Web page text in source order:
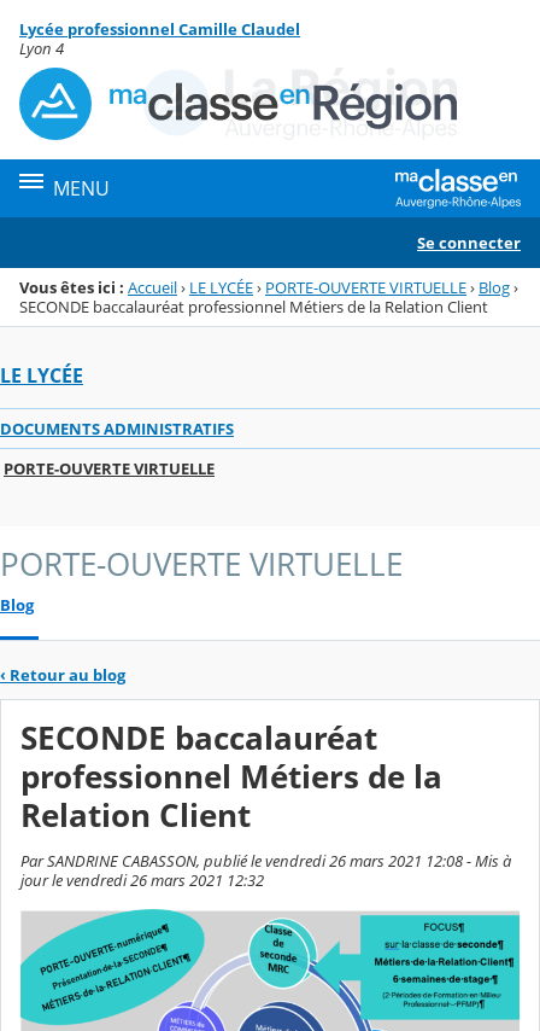
Menu de la rubrique
Contenu
Lycée professionnel Camille Claudel
Lyon 4
MENU
Se connecter
Vous êtes ici : Accueil› LE LYCÉE› PORTE-OUVERTE VIRTUELLE› Blog›
SECONDE baccalauréat professionnel Métiers de la Relation Client
LE LYCÉE
DOCUMENTS ADMINISTRATIFS
PORTE-OUVERTE VIRTUELLE
PORTE-OUVERTE VIRTUELLE
Blog
‹ Retour au blog
SECONDE baccalauréat
professionnel Métiers de la
Relation Client
Par SANDRINE CABASSON, publié le vendredi 26 mars 2021 12:08 - Mis à
jour le vendredi 26 mars 2021 12:32